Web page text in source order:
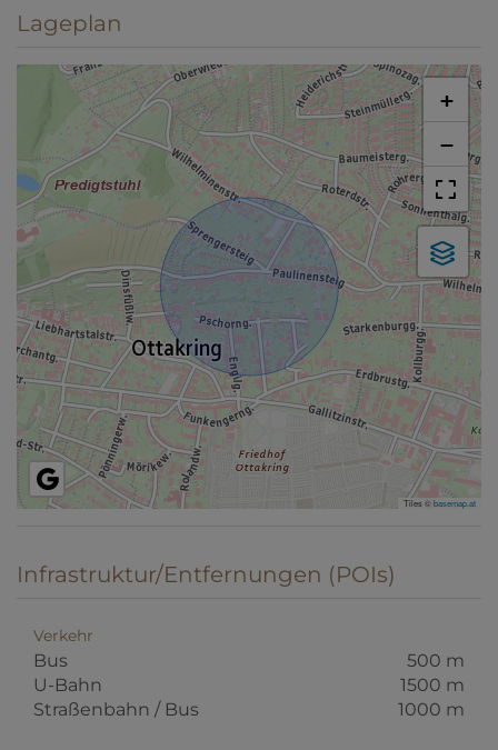
Lageplan
+
−
Tiles ©basemap.at
Infrastruktur/Entfernungen (POIs)
Verkehr
Bus
500 m
U-Bahn
1500 m
Straßenbahn / Bus
1000 m